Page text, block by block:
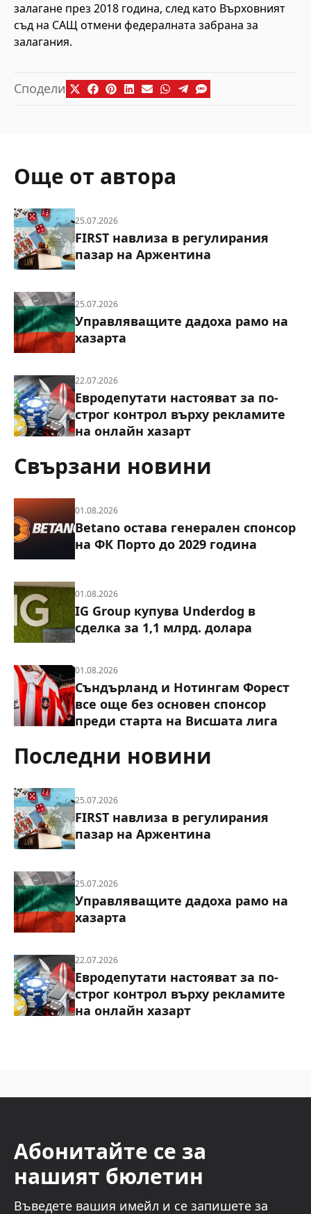
залагане през 2018 година, след като Върховният
съд на САЩ отмени федералната забрана за
залагания.
Сподели
Още от автора
25.07.2026
FIRST навлиза в регулирания
пазар на Аржентина
25.07.2026
Управляващите дадоха рамо на
хазарта
22.07.2026
Евродепутати настояват за по-
строг контрол върху рекламите
на онлайн хазарт
Свързани новини
01.08.2026
Betano остава генерален спонсор
на ФК Порто до 2029 година
01.08.2026
IG Group купува Underdog в
сделка за 1,1 млрд. долара
01.08.2026
Съндърланд и Нотингам Форест
все още без основен спонсор
преди старта на Висшата лига
Последни новини
25.07.2026
FIRST навлиза в регулирания
пазар на Аржентина
25.07.2026
Управляващите дадоха рамо на
хазарта
22.07.2026
Евродепутати настояват за по-
строг контрол върху рекламите
на онлайн хазарт
Абонитайте се за
нашият бюлетин
Въведете вашия имейл и се запишете за